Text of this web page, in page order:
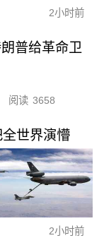
2小时前
普给革命卫
阅读 3658
全世界演懵
2小时前